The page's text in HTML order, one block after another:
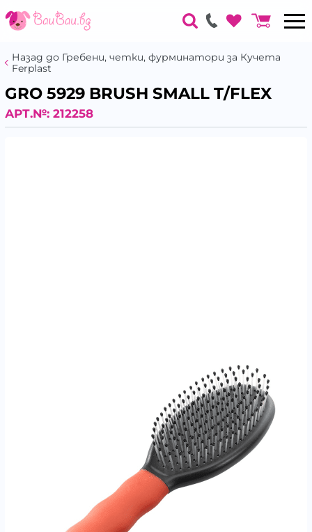
Назад до Гребени, четки, фурминатори за Кучета
Ferplast
GRO 5929 BRUSH SMALL T/FLEX
АРТ.№: 212258